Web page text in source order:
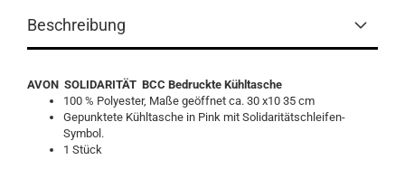
Beschreibung
AVON SOLIDARITÄT BCC Bedruckte Kühltasche
100 % Polyester, Maße geöffnet ca. 30 x10 35 cm
Gepunktete Kühltasche in Pink mit Solidaritätschleifen-
Symbol.
1 Stück